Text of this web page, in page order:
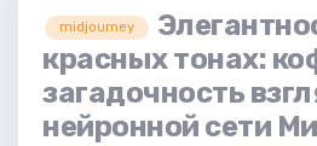
midjourney
красных тонах:
загадочность
нейронной сети